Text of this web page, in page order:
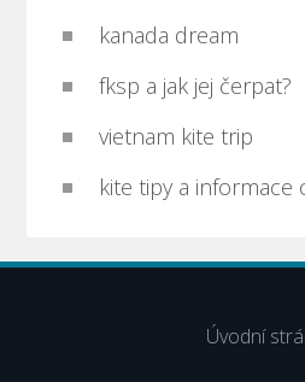
kanada dream
fksp a jak jej čerpat?
vietnam kite trip
kite tipy a informace
Úvodní